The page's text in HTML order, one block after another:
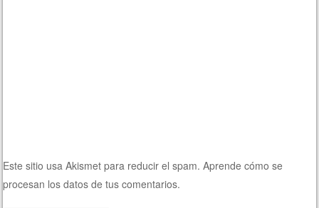
Este sitio usa Akismet para reducir el spam.Aprende cómo se
procesan los datos de tus comentarios.